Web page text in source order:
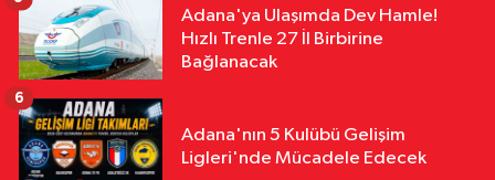
Adana'ya Ulaşımda Dev Hamle!
Hızlı Trenle 27 İl Birbirine
Bağlanacak
Adana'nın 5 Kulübü Gelişim
Ligleri'nde Mücadele Edecek
6